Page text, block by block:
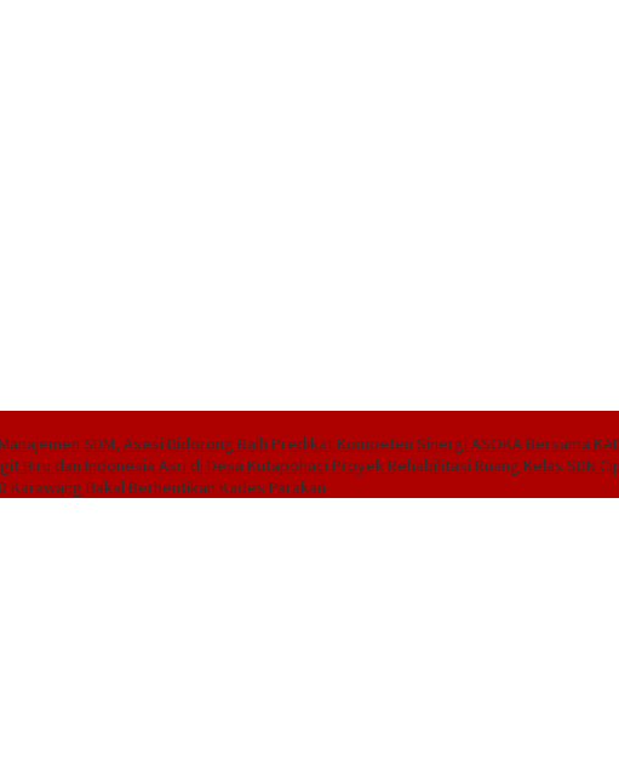
SDM, Asesi Didorong Raih Predikat Kompeten Sinergi ASOKA Bersama
Biru dan Indonesia Asri di Desa Kutapohaci Proyek Rehabilitasi Ruang Kelas SDN
Karawang Bakal Berhentikan Kades Parakan